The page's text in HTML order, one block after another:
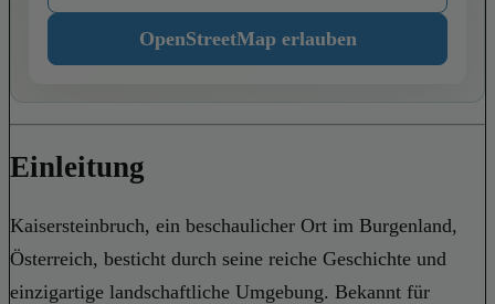
OpenStreetMap erlauben
Einleitung
Kaisersteinbruch, ein beschaulicher Ort im Burgenland,
Österreich, besticht durch seine reiche Geschichte und
einzigartige landschaftliche Umgebung. Bekannt für